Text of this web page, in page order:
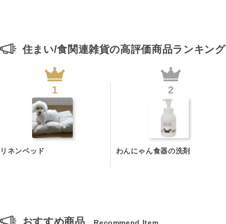
住まい/食関連雑貨の高評価商品ランキング
リネンベッド わんにゃん食器の洗剤
おすすめ商品